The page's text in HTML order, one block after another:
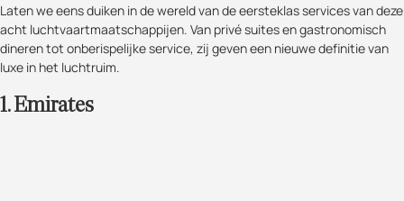
Laten we eens duiken in de wereld van de eersteklas services van deze
acht luchtvaartmaatschappijen. Van privé suites en gastronomisch
dineren tot onberispelijke service, zij geven een nieuwe definitie van
luxe in het luchtruim.
1. Emirates